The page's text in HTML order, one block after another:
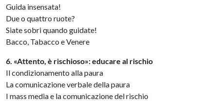
Guida insensata!
Due o quattro ruote?
Siate sobri quando guidate!
Bacco, Tabacco e Venere
6. «Attento, è rischioso»: educare al rischio
Il condizionamento alla paura
La comunicazione verbale della paura
I mass media e la comunicazione del rischio